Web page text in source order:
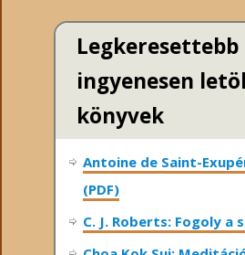
Legkeresettebb
ingyenesen
könyvek
Antoine de Saint-
(PDF)
C. J. Roberts: Fogoly